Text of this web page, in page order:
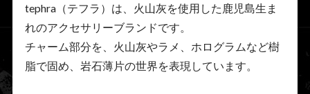
tephra（テフラ）は、火山灰を使用した鹿児島生ま
れのアクセサリーブランドです。
チャーム部分を、火山灰やラメ、ホログラムなど樹
脂で固め、岩石薄片の世界を表現しています。